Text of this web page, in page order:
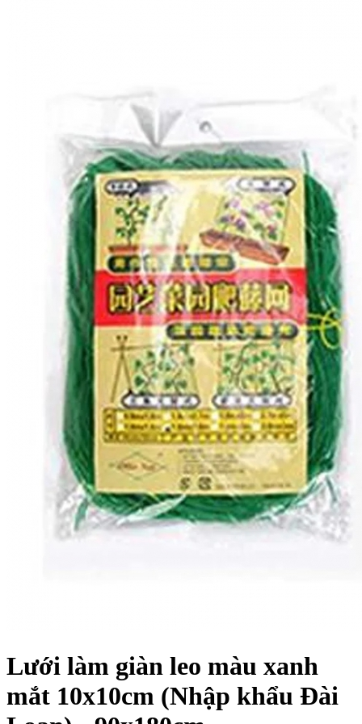
Lưới làm giàn leo màu xanh
mắt 10x10cm (Nhập khẩu Đài